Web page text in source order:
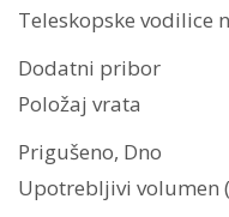
Teleskopske vodilice
Dodatni pribor
Položaj vrata
Prigušeno, Dno
Upotrebljivi volumen